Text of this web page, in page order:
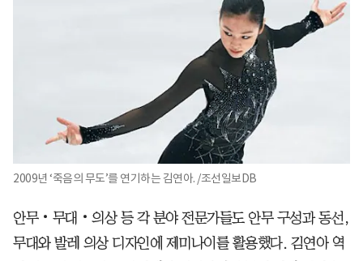
2009년 ‘죽음의 무도’를 연기하는 김연아. /조선일보DB
안무‧무대‧의상 등 각 분야 전문가들도 안무 구성과 동선,
무대와 발레 의상 디자인에 제미나이를 활용했다. 김연아 역